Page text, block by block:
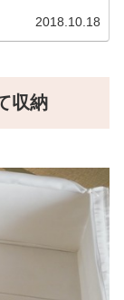
2018.10.18
収納